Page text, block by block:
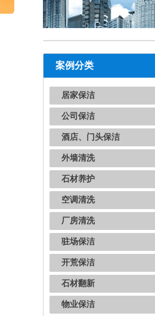
案例分类
居家保洁
公司保洁
酒店、门头保洁
外墙清洗
石材养护
空调清洗
厂房清洗
驻场保洁
开荒保洁
石材翻新
物业保洁